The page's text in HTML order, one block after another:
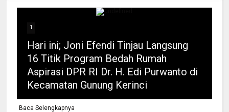
1
Hari ini; Joni Efendi Tinjau Langsung
16 Titik Program Bedah Rumah
Aspirasi DPR RI Dr. H. Edi Purwanto di
Kecamatan Gunung Kerinci
Baca Selengkapnya